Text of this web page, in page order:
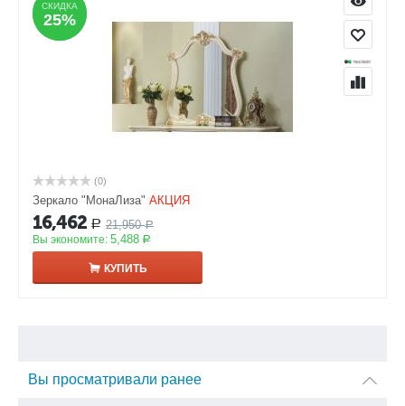
СКИДКА
25%
СКИДКА
25%
(0)
Зеркало "МонаЛиза" АКЦИЯ
16,462 Р 21,950 Р
Вы экономите: 5,488 Р
КУПИТЬ
Вы просматривали ранее